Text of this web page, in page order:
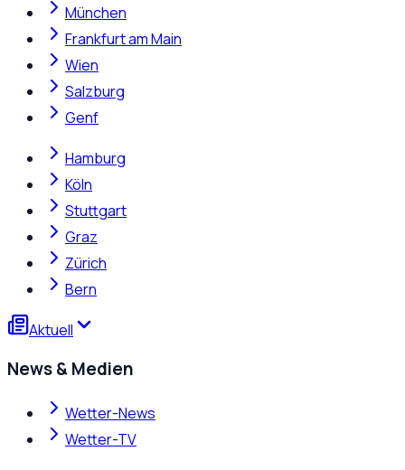
München
Frankfurt am Main
Wien
Salzburg
Genf
Hamburg
Köln
Stuttgart
Graz
Zürich
Bern
Aktuell
News & Medien
Wetter-News
Wetter-TV